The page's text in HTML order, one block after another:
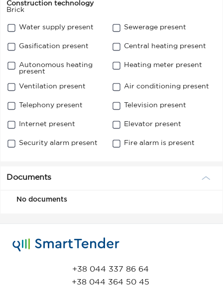
Construction technology
Brick
Water supply present Sewerage present
Gasification present Central heating present
Autonomous heating
present
Heating meter present
Ventilation present Air conditioning present
Telephony present Television present
Internet present Elevator present
Security alarm present Fire alarm is present
Documents
No documents
+38 044 337 86 64
+38 044 364 50 45